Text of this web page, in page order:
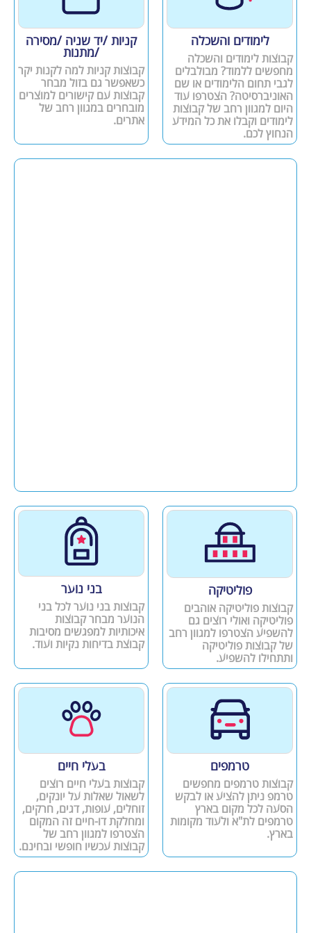
לימודים והשכלה
קבוצות לימודים והשכלה
מחפשים ללמוד? מבולבלים
לגבי תחום הלימודים או שם
האוניברסיטה? הצטרפו עוד
היום למגוון רחב של קבוצות
לימודים וקבלו את כל המידע
הנחוץ לכם.
קניות /יד שניה /מסירה
/מתנות
קבוצות קניות למה לקנות יקר
כשאפשר גם בזול מבחר
קבוצות עם קישורים למוצרים
מובחרים במגוון רחב של
אתרים.
פוליטיקה
קבוצות פוליטיקה אוהבים
פוליטיקה ואולי רוצים גם
להשפיע הצטרפו למגוון רחב
של קבוצות פוליטיקה
ותתחילו להשפיע.
בני נוער
קבוצות בני נוער לכל בני
הנוער מבחר קבוצות
איכותיות למפגשים מסיבות
קבוצת בדיחות נקיות ועוד.
טרמפים
קבוצות טרמפים מחפשים
טרמפ ניתן להציע או לבקש
הסעה לכל מקום בארץ
טרמפים לת"א ולעוד מקומות
בארץ.
בעלי חיים
קבוצות בעלי חיים רוצים
לשאול שאלות על יונקים,
זוחלים, עופות, דגים, חרקים,
ומחלקת דו-חיים זה המקום
הצטרפו למגוון רחב של
קבוצות עכשיו חופשי ובחינם.